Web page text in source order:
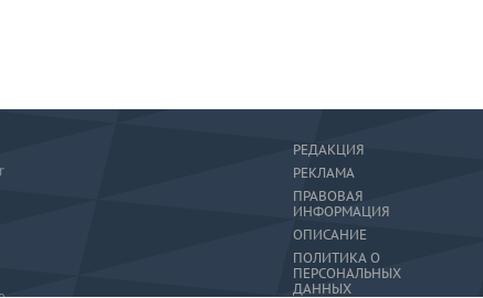
РЕДАКЦИЯ
РЕКЛАМА
ПРАВОВАЯ
ИНФОРМАЦИЯ
ОПИСАНИЕ
ПОЛИТИКА О
ПЕРСОНАЛЬНЫХ
ДАННЫХ